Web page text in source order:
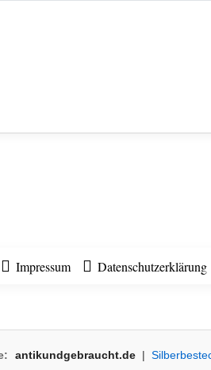
Impressum Datenschutzerklärung
antikundgebraucht.de |